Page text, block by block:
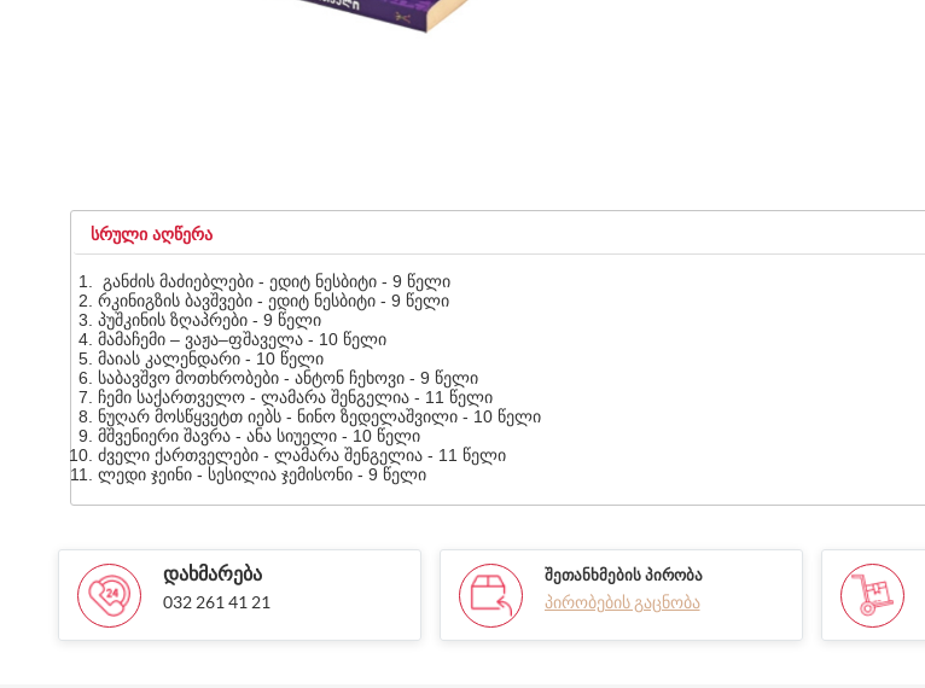
ᲡᲠᲣᲚᲘ ᲐᲦᲬᲔᲠᲐ
განძის მაძიებლები - ედიტ ნესბიტი - 9 წელი
რკინიგზის ბავშვები - ედიტ ნესბიტი - 9 წელი
პუშკინის ზღაპრები - 9 წელი
მამაჩემი – ვაჟა–ფშაველა - 10 წელი
მაიას კალენდარი - 10 წელი
საბავშვო მოთხრობები - ანტონ ჩეხოვი - 9 წელი
ჩემი საქართველო - ლამარა შენგელია - 11 წელი
ნუღარ მოსწყვეტთ იებს - ნინო ზედელაშვილი - 10 წელი
მშვენიერი შავრა - ანა სიუელი - 10 წელი
ძველი ქართველები - ლამარა შენგელია - 11 წელი
ლედი ჯეინი - სესილია ჯემისონი - 9 წელი
ᲓᲐᲮᲛᲐᲠᲔᲑᲐ
032 261 41 21
ᲨᲔᲗᲐᲜᲮᲛᲔᲑᲘᲡ ᲞᲘᲠᲝᲑᲐ
პირობების გაცნობა